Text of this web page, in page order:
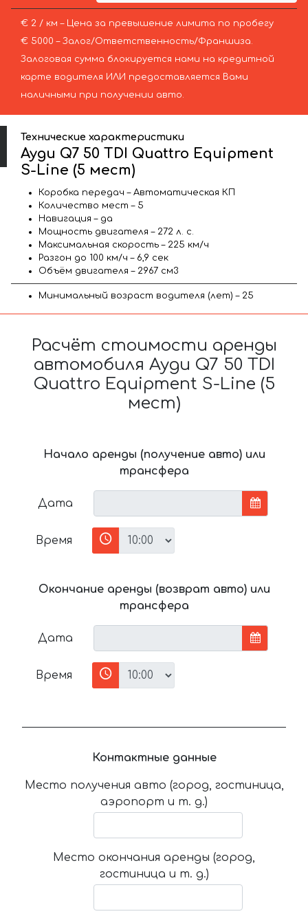
€ 2 / км – Цена за превышение лимита по пробегу
€ 5000 – Залог/Ответственность/Франшиза.
Залоговая сумма блокируется нами на кредитной
карте водителя ИЛИ предоставляется Вами
наличными при получении авто.
Технические характеристики
Ауди Q7 50 TDI Quattro Equipment
S-Line (5 мест)
Коробка передач – Автоматическая КП
Количество мест – 5
Навигация – да
Мощность двигателя – 272 л. с.
Максимальная скорость – 225 км/ч
Разгон до 100 км/ч – 6,9 сек
Объём двигателя – 2967 см3
Минимальный возраст водителя (лет) – 25
Расчёт стоимости аренды
автомобиля Ауди Q7 50 TDI
Quattro Equipment S-Line (5
мест)
Начало аренды (получение авто) или
трансфера
Дата
Время
Окончание аренды (возврат авто) или
трансфера
Дата
Время
Контактные данные
Место получения авто (город, гостиница,
аэропорт и т. д.)
Место окончания аренды (город,
гостиница и т. д.)